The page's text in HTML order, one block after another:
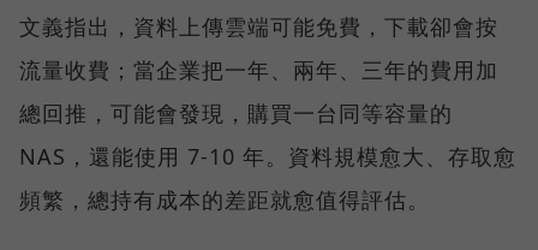
文義指出，資料上傳雲端可能免費，下載卻會按
流量收費；當企業把一年、兩年、三年的費用加
總回推，可能會發現，購買一台同等容量的
NAS，還能使用 7-10 年。資料規模愈大、存取愈
頻繁，總持有成本的差距就愈值得評估。